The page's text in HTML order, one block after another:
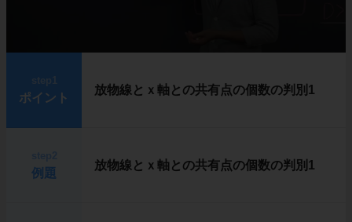
ポイント
放物線とｘ軸との共有点の個数の判別1
例題
放物線とｘ軸との共有点の個数の判別1